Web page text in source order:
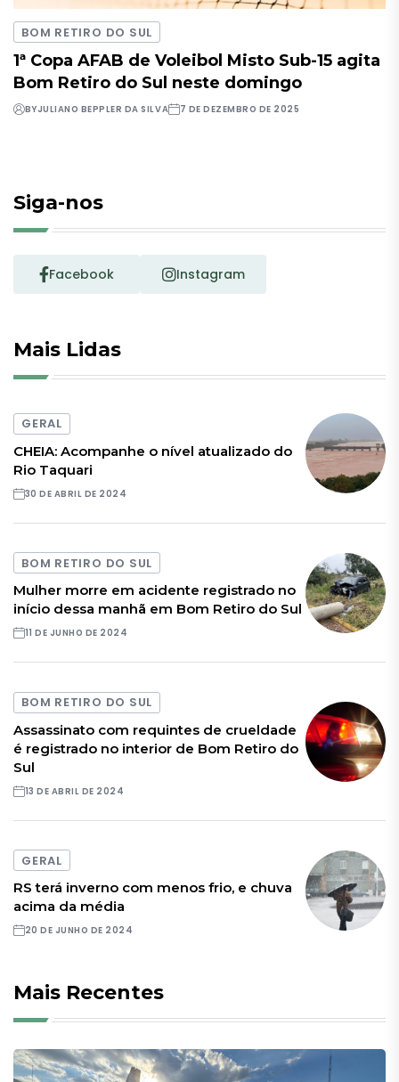
BOM RETIRO DO SUL
1ª Copa AFAB de Voleibol Misto Sub-15 agita
Bom Retiro do Sul neste domingo
BYJULIANO BEPPLER DA SILVA 7 DE DEZEMBRO DE 2025
Siga-nos
Facebook Instagram
Mais Lidas
GERAL
CHEIA: Acompanhe o nível atualizado do
Rio Taquari
30 DE ABRIL DE 2024
BOM RETIRO DO SUL
Mulher morre em acidente registrado no
início dessa manhã em Bom Retiro do Sul
11 DE JUNHO DE 2024
BOM RETIRO DO SUL
Assassinato com requintes de crueldade
é registrado no interior de Bom Retiro do
Sul
13 DE ABRIL DE 2024
GERAL
RS terá inverno com menos frio, e chuva
acima da média
20 DE JUNHO DE 2024
Mais Recentes